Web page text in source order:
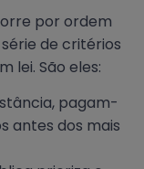
por ordem
de critérios
lei. São eles:
pagam-
antes dos mais